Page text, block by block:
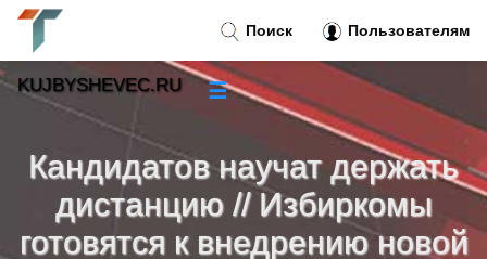
Кандидатов научат держать
дистанцию // Избиркомы
готовятся к внедрению новой
Поиск Пользователям
KUJBYSHEVEC.RU ☰
Новости
Тренды новостей»
Рубрики»